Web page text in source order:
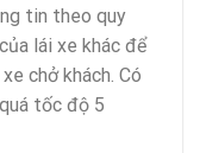
tin theo quy
lái xe khác để
chở khách. Có
tốc độ 5